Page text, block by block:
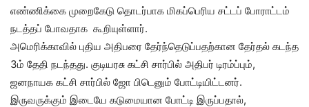
எண்ணிக்கை முறைகேடு தொடர்பாக மிகப்பெரிய சட்டப் போராட்டம்
நடத்தப் போவதாக கூறியுள்ளார்.
அமெரிக்காவில் புதிய அதிபரை தேர்ந்தெடுப்பதற்கான தேர்தல் கடந்த
3ம் தேதி நடந்தது. குடியரசு கட்சி சார்பில் அதிபர் டிரம்ப்பும்,
ஜனநாயக கட்சி சார்பில் ஜோ பிடெனும் போட்டியிட்டனர்.
இருவருக்கும் இடையே கடுமையான போட்டி இருப்பதால்,